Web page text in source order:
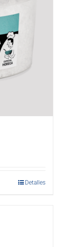
Detalles